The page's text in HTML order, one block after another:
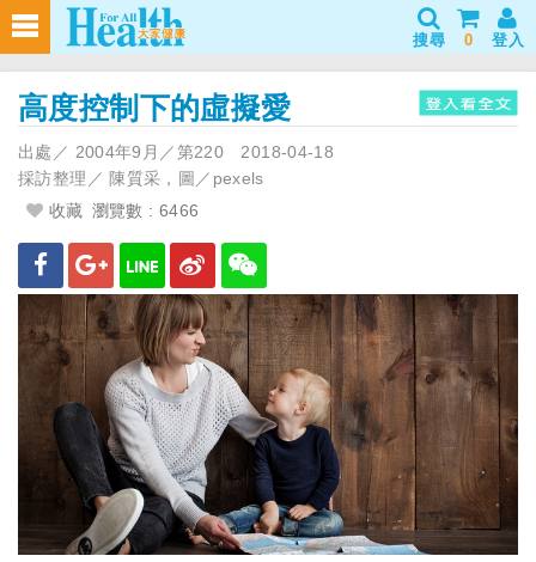
搜尋 0 登入
高度控制下的虛擬愛
出處／ 2004年9月／第220 2018-04-18
採訪整理／ 陳質采，圖／pexels
收藏 瀏覽數 : 6466